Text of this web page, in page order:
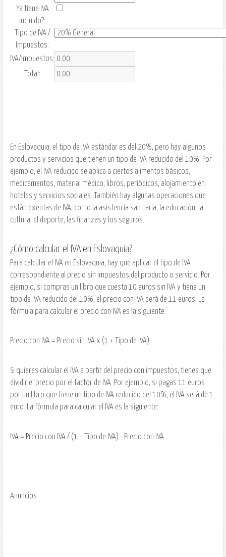
Ya tiene IVA
incluido?:
Tipo de IVA /
Impuestos:
IVA/Impuestos:
Total:
En Eslovaquia, el tipo de IVA estándar es del 20%, pero hay algunos
productos y servicios que tienen un tipo de IVA reducido del 10%. Por
ejemplo, el IVA reducido se aplica a ciertos alimentos básicos,
medicamentos, material médico, libros, periódicos, alojamiento en
hoteles y servicios sociales. También hay algunas operaciones que
están exentas de IVA, como la asistencia sanitaria, la educación, la
cultura, el deporte, las finanzas y los seguros.
¿Cómo calcular el IVA en Eslovaquia?
Para calcular el IVA en Eslovaquia, hay que aplicar el tipo de IVA
correspondiente al precio sin impuestos del producto o servicio. Por
ejemplo, si compras un libro que cuesta 10 euros sin IVA y tiene un
tipo de IVA reducido del 10%, el precio con IVA será de 11 euros. La
fórmula para calcular el precio con IVA es la siguiente:
Precio con IVA = Precio sin IVA x (1 + Tipo de IVA)
Si quieres calcular el IVA a partir del precio con impuestos, tienes que
dividir el precio por el factor de IVA. Por ejemplo, si pagas 11 euros
por un libro que tiene un tipo de IVA reducido del 10%, el IVA será de 1
euro. La fórmula para calcular el IVA es la siguiente:
IVA = Precio con IVA / (1 + Tipo de IVA) - Precio con IVA
Anuncios